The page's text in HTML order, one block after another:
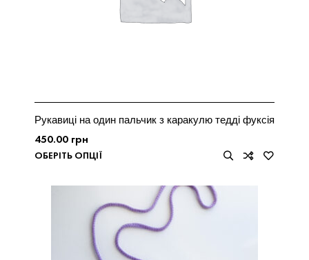
Рукавиці на один пальчик з каракулю тедді фуксія
450.00 грн
ОБЕРІТЬ ОПЦІЇ